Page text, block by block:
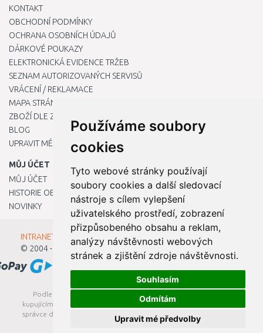
Používáme soubory
cookies
Tyto webové stránky používají
soubory cookies a další sledovací
nástroje s cílem vylepšení
uživatelského prostředí, zobrazení
přizpůsobeného obsahu a reklam,
analýzy návštěvnosti webových
stránek a zjištění zdroje návštěvnosti.
Souhlasím
Odmítám
Upravit mé předvolby
KONTAKT
OBCHODNÍ PODMÍNKY
OCHRANA OSOBNÍCH ÚDAJŮ
DÁRKOVÉ POUKAZY
ELEKTRONICKÁ EVIDENCE TRŽEB
SEZNAM AUTORIZOVANÝCH SERVISŮ
VRÁCENÍ / REKLAMACE
MAPA STRÁNKY
ZBOŽÍ DLE ZNAČEK
BLOG
UPRAVIT MÉ PŘEDVOLBY COOKIES
MŮJ ÚČET
MŮJ ÚČET
HISTORIE OBJEDNÁVEK
NOVINKY
INTRANET - Přihlášení pro zaměstnance
© 2004 - 2026
Kamody s.r.o.
Podle zákona o evidenci tržeb je prodávající povinen vystavit
kupujícímu účtenku. Zároveň je povinen zaevidovat přijatou tržbu u
správce daně online; v případě technického výpadku pak nejpozději
do 48 hodin.